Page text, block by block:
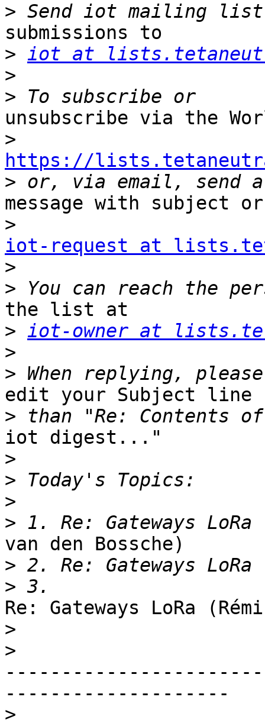
>
submissions to
> iot at
>
>
unsubscribe via the
>
https://
>
message with subject
>
iot-request at
>
>
the list at
> iot-owner at
>
>
edit your Subject
>
iot digest..."
>
>
>
>
van den Bossche)
>
>
Re: Gateways LoRa
>
>
--------------------
>